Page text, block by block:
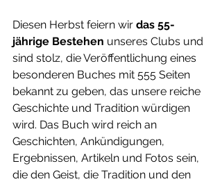
Diesen Herbst feiern wir das 55-
jährige Bestehen unseres Clubs und
sind stolz, die Veröffentlichung eines
besonderen Buches mit 555 Seiten
bekannt zu geben, das unsere reiche
Geschichte und Tradition würdigen
wird. Das Buch wird reich an
Geschichten, Ankündigungen,
Ergebnissen, Artikeln und Fotos sein,
die den Geist, die Tradition und den